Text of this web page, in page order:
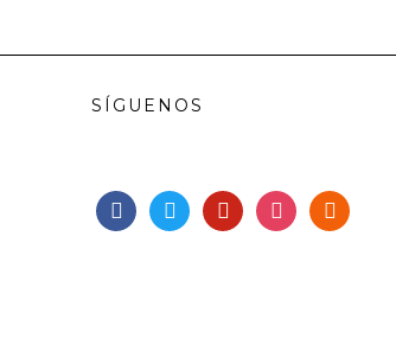
SÍGUENOS
facebooktwitter pinterestinstagramrss